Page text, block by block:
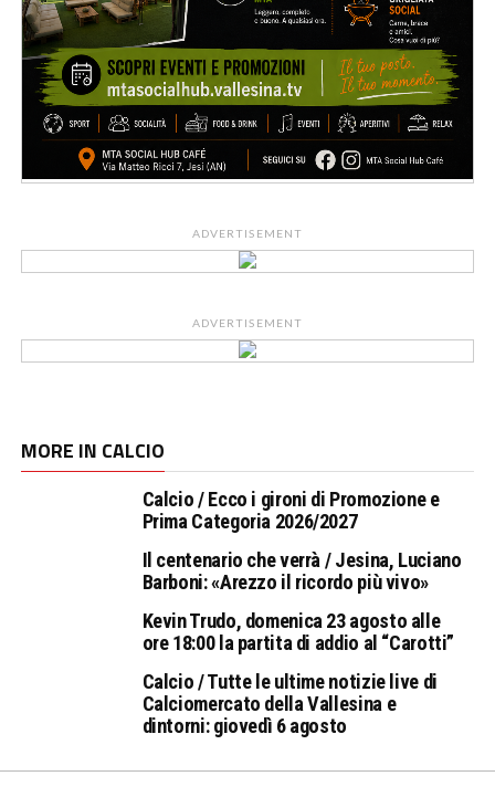
ADVERTISEMENT
ADVERTISEMENT
MORE IN CALCIO
Calcio / Ecco i gironi di Promozione e
Prima Categoria 2026/2027
Il centenario che verrà / Jesina, Luciano
Barboni: «Arezzo il ricordo più vivo»
Kevin Trudo, domenica 23 agosto alle
ore 18:00 la partita di addio al “Carotti”
Calcio / Tutte le ultime notizie live di
Calciomercato della Vallesina e
dintorni: giovedì 6 agosto